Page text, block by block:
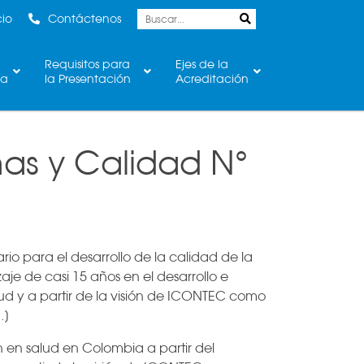
Contáctenos
Requisitos para
la Presentación
Ejes de la
Acreditación
y Calidad N°
para el desarrollo de la calidad de la
de casi 15 años en el desarrollo e
y a partir de la visión de ICONTEC como
salud en Colombia a partir del